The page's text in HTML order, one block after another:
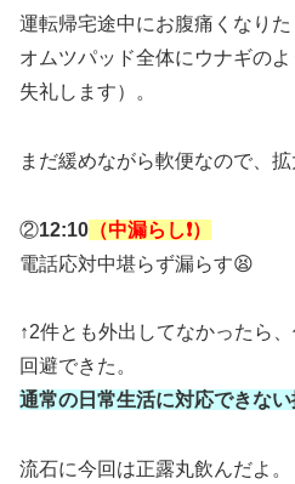
運転帰宅途中にお腹痛くなりた
オムツパッド全体にウナギの
失礼します）。
まだ緩めながら軟便なので、
②12:10 （中漏らし❗️）
電話応対中堪らず漏らす😫
↑2件とも外出してなかったら
回避できた。
通常の日常生活に対応できない
流石に今回は正露丸飲んだよ。